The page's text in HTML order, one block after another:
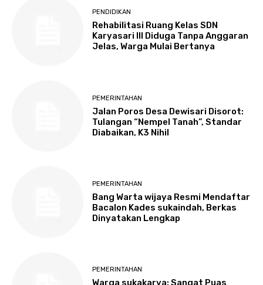
PENDIDIKAN
Rehabilitasi Ruang Kelas SDN
Karyasari III Diduga Tanpa Anggaran
Jelas, Warga Mulai Bertanya
PEMERINTAHAN
Jalan Poros Desa Dewisari Disorot:
Tulangan “Nempel Tanah”, Standar
Diabaikan, K3 Nihil
PEMERINTAHAN
Bang Warta wijaya Resmi Mendaftar
Bacalon Kades sukaindah, Berkas
Dinyatakan Lengkap
PEMERINTAHAN